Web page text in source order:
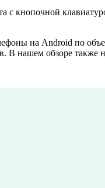
с кнопочной
на Android по
В нашем обзоре также